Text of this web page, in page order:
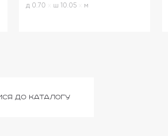
д 0.70 ш 10.05 м
до каталогу